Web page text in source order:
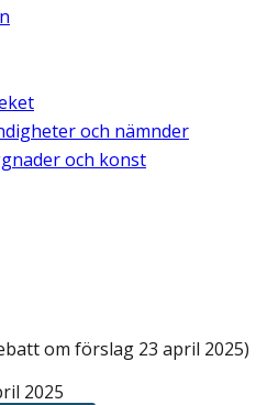
och nämnder
och konst
om förslag 23 april 2025)
2025